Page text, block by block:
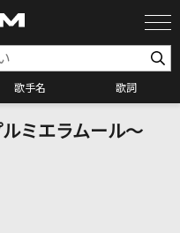
歌手名 歌詞
索
ミエラムール～